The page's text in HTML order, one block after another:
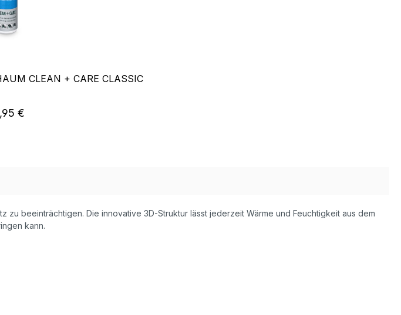
CLEAN + CARE CLASSIC
Preis:
€
zu beeinträchtigen. Die innovative 3D-Struktur lässt jederzeit Wärme und Feuchtigkeit aus dem
kann.